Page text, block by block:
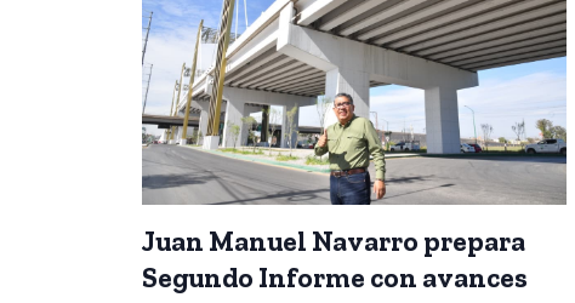
Juan Manuel Navarro prepara
Segundo Informe con avances